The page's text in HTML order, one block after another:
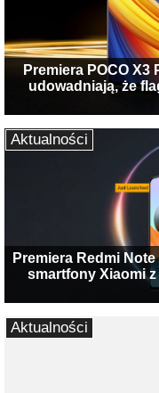
Premiera POCO X3
udowadniają, że
Premiera Redmi
smartfony Xiaomi z
Aktualności
Aktualności